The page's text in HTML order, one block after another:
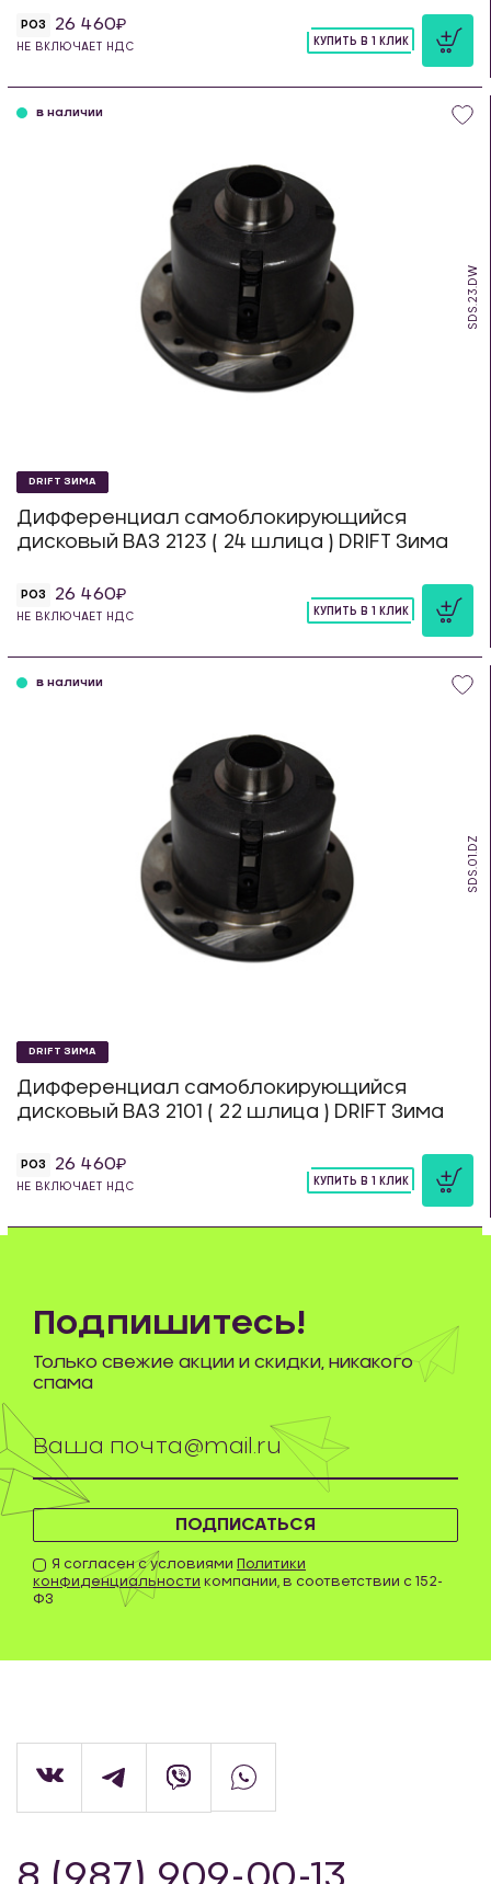
РОЗ 26 460
НЕ ВКЛЮЧАЕТ НДС
КУПИТЬ В 1 КЛИК
SDS.23.DW
в наличии
DRIFT ЗИМА
Дифференциал самоблокирующийся
дисковый ВАЗ 2123 ( 24 шлица ) DRIFT Зима
РОЗ 26 460
НЕ ВКЛЮЧАЕТ НДС
КУПИТЬ В 1 КЛИК
SDS.01.DZ
в наличии
DRIFT ЗИМА
Дифференциал самоблокирующийся
дисковый ВАЗ 2101 ( 22 шлица ) DRIFT Зима
РОЗ 26 460
НЕ ВКЛЮЧАЕТ НДС
КУПИТЬ В 1 КЛИК
ПОДПИСАТЬСЯ
Я согласен с условиями Политики
конфиденциальности компании, в соответствии с 152-
ФЗ
Подпишитесь!
Только свежие акции и скидки, никакого
спама